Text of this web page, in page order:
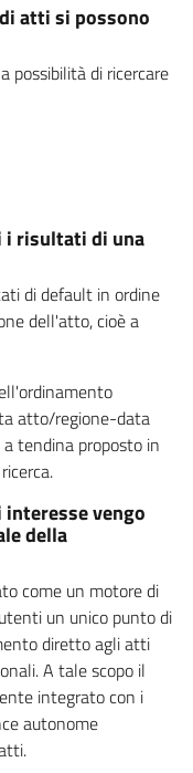
atti si possono
possibilità di ricercare
i risultati di una
di default in ordine
dell'atto, cioè a
atto/regione-data
tendina proposto in
vengo
della
come un motore di
un unico punto di
diretto agli atti
A tale scopo il
integrato con i
autonome